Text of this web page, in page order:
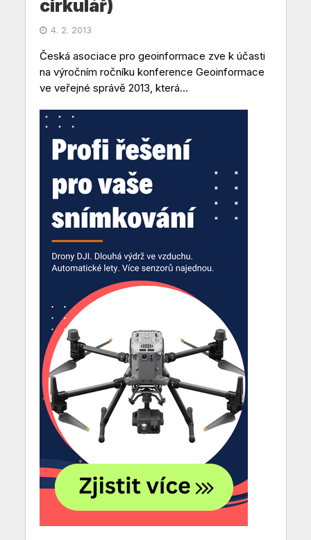
cirkulář)
4. 2. 2013
Česká asociace pro geoinformace zve k účasti
na výročním ročníku konference Geoinformace
ve veřejné správě 2013, která...